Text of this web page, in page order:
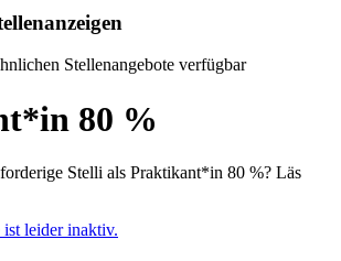
Stellenangebote verfügbar
80 %
Stelli als Praktikant*in 80 %? Läs
ist leider inaktiv.